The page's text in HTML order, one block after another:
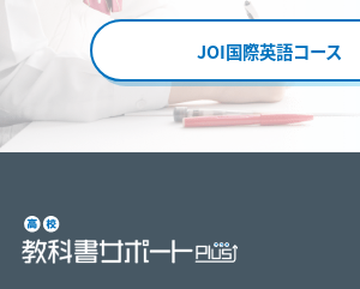
JOI国際英語コース